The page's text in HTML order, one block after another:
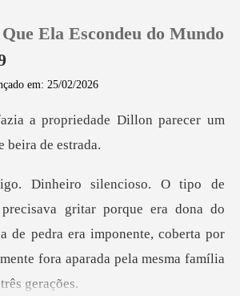
0
Ela Escondeu do Mundo
em: 25/02/2026
edade Dillon parecer um
ar porque era dona do
de pedra era imponente, coberta por